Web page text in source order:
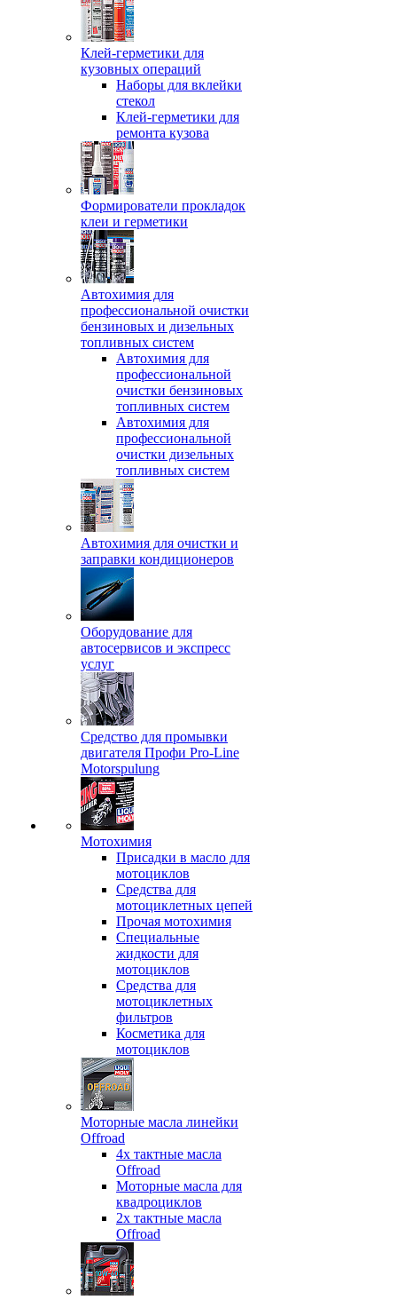
Клей-герметики для
кузовных операций
Наборы для вклейки
стекол
Клей-герметики для
ремонта кузова
Формирователи прокладок
клеи и герметики
Автохимия для
профессиональной очистки
бензиновых и дизельных
топливных систем
Автохимия для
профессиональной
очистки бензиновых
топливных систем
Автохимия для
профессиональной
очистки дизельных
топливных систем
Автохимия для очистки и
заправки кондиционеров
Оборудование для
автосервисов и экспресс
услуг
Средство для промывки
двигателя Профи Pro-Line
Motorspulung
Мотохимия
Присадки в масло для
мотоциклов
Средства для
мотоциклетных цепей
Прочая мотохимия
Специальные
жидкости для
мотоциклов
Средства для
мотоциклетных
фильтров
Косметика для
мотоциклов
Моторные масла линейки
Offroad
4х тактные масла
Offroad
Моторные масла для
квадроциклов
2х тактные масла
Offroad